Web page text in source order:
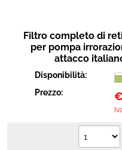
Filtro completo di
per pompa
attacco
Disponibilità:
Prezzo:
€